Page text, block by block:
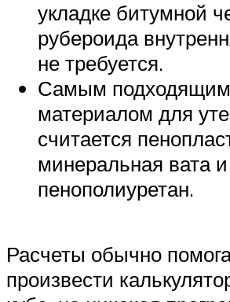
укладке битумной
рубероида
не требуется.
Самым подходящим
материалом для
считается
минеральная вата и
пенополиуретан.
Расчеты обычно
произвести